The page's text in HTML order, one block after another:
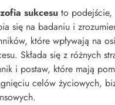
sukcesu to podejście,
się na badaniu i
które wpływają na
Składa się z różnych
i postaw, które mają
celów życiowych,